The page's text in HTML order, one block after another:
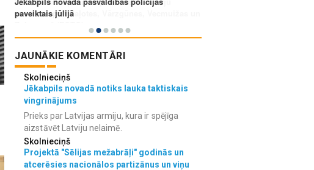
JAUNĀKIE KOMENTĀRI
Skolnieciņš
Jēkabpils novadā notiks lauka taktiskais
vingrinājums
Prieks par Latvijas armiju, kura ir spējīga
aizstāvēt Latviju nelaimē.
Skolnieciņš
Projektā "Sēlijas mežabrāļi" godinās un
atcerēsies nacionālos partizānus un viņu